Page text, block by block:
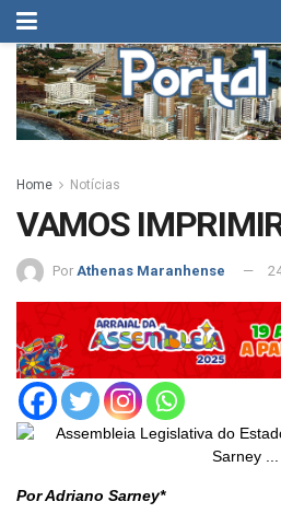
Home Notícias
VAMOS
Por Athenas Maranhense
Por Adriano Sarney*